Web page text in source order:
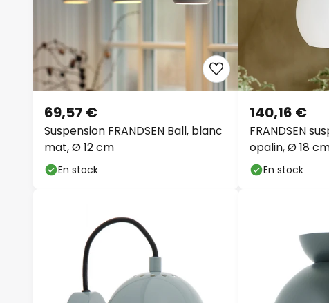
Suspension FRANDSEN Ball, blanc
mat, Ø 12 cm
69,57 €
En stock
FRANDSEN
opalin, Ø 18
140,16 €
En stock